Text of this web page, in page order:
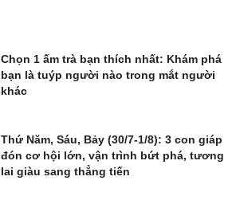
Chọn 1 ấm trà bạn thích nhất: Khám phá
bạn là tuýp người nào trong mắt người
khác
Thứ Năm, Sáu, Bảy (30/7-1/8): 3 con giáp
đón cơ hội lớn, vận trình bứt phá, tương
lai giàu sang thẳng tiến